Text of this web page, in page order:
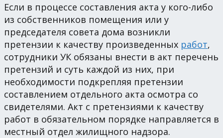
Если в процессе составления акта у кого-либо
из собственников помещения или у
председателя совета дома возникли
претензии к качеству произведенных работ,
сотрудники УК обязаны внести в акт перечень
претензий и суть каждой из них, при
необходимости подкрепляя претензии
составлением отдельного акта осмотра со
свидетелями. Акт с претензиями к качеству
работ в обязательном порядке направляется в
местный отдел жилищного надзора.